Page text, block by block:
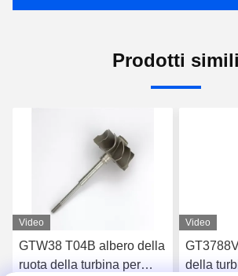
Prodotti simili
Video
GTW38 T04B albero della
ruota della turbina per
Video
della